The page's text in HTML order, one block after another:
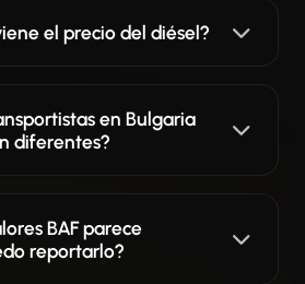
el precio del diésel?
en Bulgaria
diferentes?
BAF parece
reportarlo?